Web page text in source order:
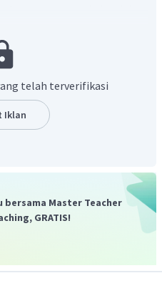
yang tepat adalah D.
telah terverifikasi
Iklan
bersama Master Teacher
GRATIS!